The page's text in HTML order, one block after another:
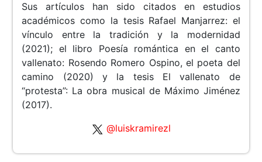
Sus artículos han sido citados en estudios
académicos como la tesis Rafael Manjarrez: el
vínculo entre la tradición y la modernidad
(2021); el libro Poesía romántica en el canto
vallenato: Rosendo Romero Ospino, el poeta del
camino (2020) y la tesis El vallenato de
“protesta”: La obra musical de Máximo Jiménez
(2017).
@luiskramirezl